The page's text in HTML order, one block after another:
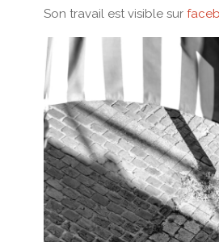
Son travail est visible sur